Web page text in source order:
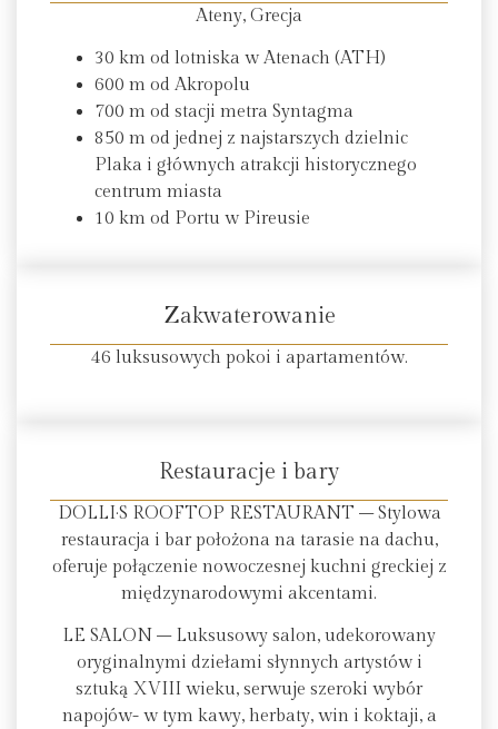
Ateny, Grecja
30 km od lotniska w Atenach (ATH)
600 m od Akropolu
700 m od stacji metra Syntagma
850 m od jednej z najstarszych dzielnic
Plaka i głównych atrakcji historycznego
centrum miasta
10 km od Portu w Pireusie
Zakwaterowanie
46 luksusowych pokoi i apartamentów.
Restauracje i bary
DOLLI·S ROOFTOP RESTAURANT – Stylowa
restauracja i bar położona na tarasie na dachu,
oferuje połączenie nowoczesnej kuchni greckiej z
międzynarodowymi akcentami.
LE SALON – Luksusowy salon, udekorowany
oryginalnymi dziełami słynnych artystów i
sztuką XVIII wieku, serwuje szeroki wybór
napojów- w tym kawy, herbaty, win i koktaji, a